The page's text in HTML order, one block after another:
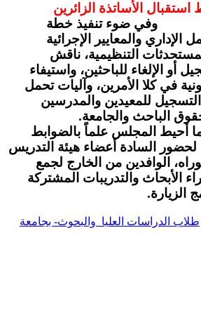
الأساتذة الزائرين
تنفيذ خطة
الإداري والمعايير الإجرائية
التنظيمية، ناقش
أو الإلغاء للباحثين، واستيفاء
في كلا الأمرين، وآليات تحمل
للمعيدين والمدرسين
الباحث والجامعة.
علماً بالضوابط
لحضور السادة أعضاء هيئة التدريس
الوافدين من الخارج لجمع
الأبحاث والتدريبات المشتركة
الزيارة.
طلاب الدراسات العليا والبحوث- بجامعة